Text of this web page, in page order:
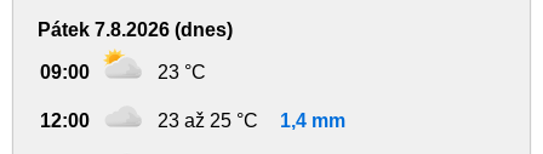
Pátek 7.8.2026 (dnes)
09:00 23 °C
12:00 23 až 25 °C 1,4 mm